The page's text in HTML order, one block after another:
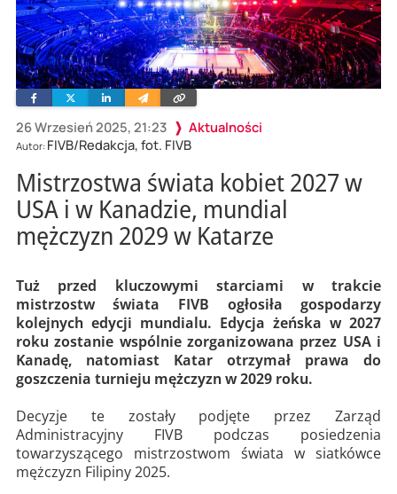
26 Wrzesień 2025, 21:23 Aktualności
Autor: FIVB/Redakcja, fot. FIVB
FacebookTwitterLinkedinWyślij
e-
Skopiuj
link
Mistrzostwa świata kobiet 2027 w
USA i w Kanadzie, mundial
mężczyzn 2029 w Katarze
Tuż przed kluczowymi starciami w trakcie
mistrzostw świata FIVB ogłosiła gospodarzy
kolejnych edycji mundialu. Edycja żeńska w 2027
roku zostanie wspólnie zorganizowana przez USA i
Kanadę, natomiast Katar otrzymał prawa do
goszczenia turnieju mężczyzn w 2029 roku.
Decyzje te zostały podjęte przez Zarząd
Administracyjny FIVB podczas posiedzenia
towarzyszącego mistrzostwom świata w siatkówce
mężczyzn Filipiny 2025.